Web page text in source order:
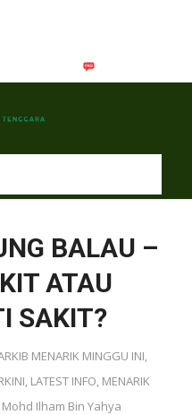
BALAU –
ATAU
SAKIT?
MENARIK MINGGU INI,
, LATEST INFO, MENARIK
Mohd Ilham Bin Yahya